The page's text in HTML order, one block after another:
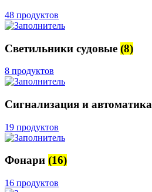
48 продуктов
Светильники судовые (8)
8 продуктов
Сигнализация и автоматика
19 продуктов
Фонари (16)
16 продуктов